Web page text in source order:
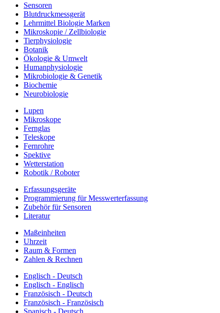
Sensoren
Blutdruckmessgerät
Lehrmittel Biologie Marken
Mikroskopie / Zellbiologie
Tierphysiologie
Botanik
Ökologie & Umwelt
Humanphysiologie
Mikrobiologie & Genetik
Biochemie
Neurobiologie
Lupen
Mikroskope
Fernglas
Teleskope
Fernrohre
Spektive
Wetterstation
Robotik / Roboter
Erfassungsgeräte
Programmierung für Messwerterfassung
Zubehör für Sensoren
Literatur
Maßeinheiten
Uhrzeit
Raum & Formen
Zahlen & Rechnen
Englisch - Deutsch
Englisch - Englisch
Französisch - Deutsch
Französisch - Französisch
Spanisch - Deutsch